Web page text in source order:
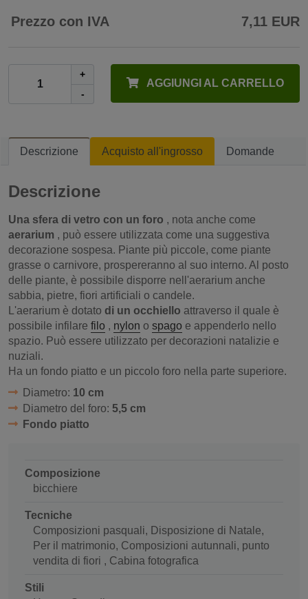
Prezzo con IVA 7,11 EUR
+
-
AGGIUNGI AL CARRELLO
Descrizione Acquisto all'ingrosso Domande
Descrizione
Una sfera di vetro con un foro , nota anche come
aerarium , può essere utilizzata come una suggestiva
decorazione sospesa. Piante più piccole, come piante
grasse o carnivore, prospereranno al suo interno. Al posto
delle piante, è possibile disporre nell'aerarium anche
sabbia, pietre, fiori artificiali o candele.
L'aerarium è dotato di un occhiello attraverso il quale è
possibile infilare filo , nylon o spago e appenderlo nello
spazio. Può essere utilizzato per decorazioni natalizie e
nuziali.
Ha un fondo piatto e un piccolo foro nella parte superiore.
Diametro: 10 cm
Diametro del foro: 5,5 cm
Fondo piatto
Composizione
bicchiere
Tecniche
Composizioni pasquali, Disposizione di Natale,
Per il matrimonio, Composizioni autunnali, punto
vendita di fiori , Cabina fotografica
Stili